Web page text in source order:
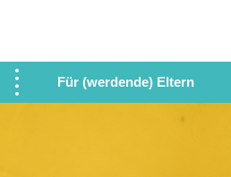
Für (werdende) Eltern